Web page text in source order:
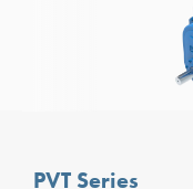
PVT Series